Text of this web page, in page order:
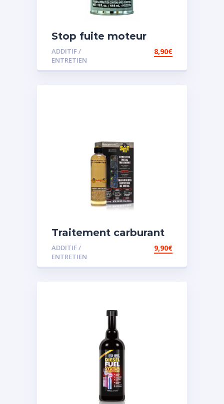
Stop fuite moteur
ADDITIF /
ENTRETIEN
8,90€
Traitement carburant
spécial essence
ADDITIF /
ENTRETIEN
9,90€